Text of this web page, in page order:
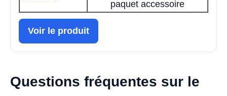
paquet accessoire
Voir le produit
Questions fréquentes sur le